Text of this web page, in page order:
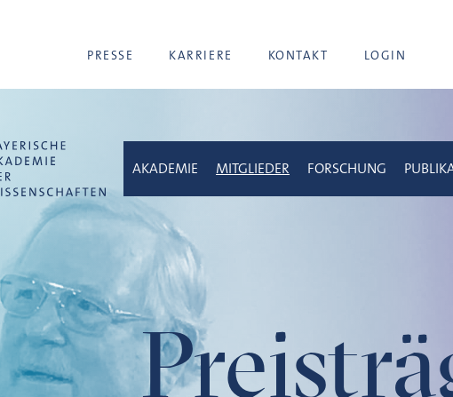
PRESSE KARRIERE KONTAKT LOGIN
AKADEMIE MITGLIEDER FORSCHUNG